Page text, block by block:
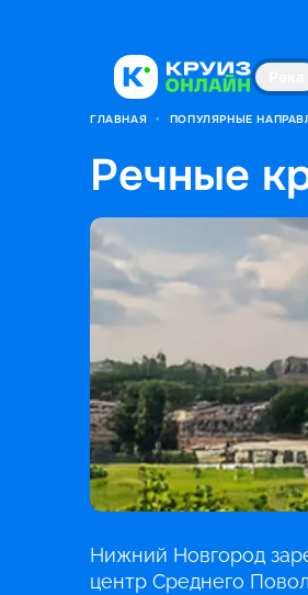
ГЛАВНАЯ • ПОПУЛЯРНЫЕ
Речные
Нижний Новгород
центр Среднего